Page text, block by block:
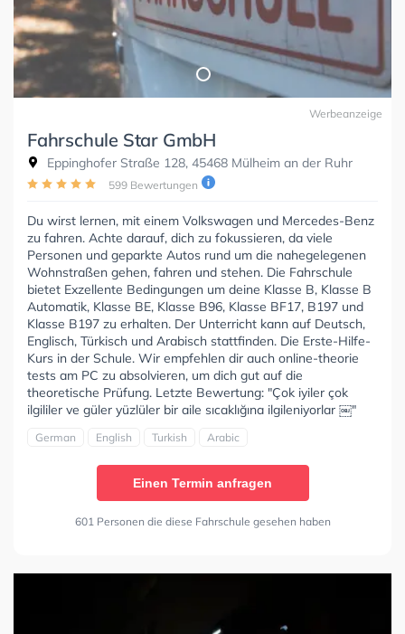
Werbeanzeige
Fahrschule Star GmbH
Eppinghofer Straße 128, 45468 Mülheim an der Ruhr
599 Bewertungen
Du wirst lernen, mit einem Volkswagen und Mercedes-Benz
zu fahren. Achte darauf, dich zu fokussieren, da viele
Personen und geparkte Autos rund um die nahegelegenen
Wohnstraßen gehen, fahren und stehen. Die Fahrschule
bietet Exzellente Bedingungen um deine Klasse B, Klasse B
Automatik, Klasse BE, Klasse B96, Klasse BF17, B197 und
Klasse B197 zu erhalten. Der Unterricht kann auf Deutsch,
Englisch, Türkisch und Arabisch stattfinden. Die Erste-Hilfe-
Kurs in der Schule. Wir empfehlen dir auch online-theorie
tests am PC zu absolvieren, um dich gut auf die
theoretische Prüfung. Letzte Bewertung: "Çok iyiler çok
ilgililer ve güler yüzlüler bir aile sıcaklığına ilgileniyorlar ￼"
German English Turkish Arabic
Einen Termin anfragen
601 Personen die diese Fahrschule gesehen haben